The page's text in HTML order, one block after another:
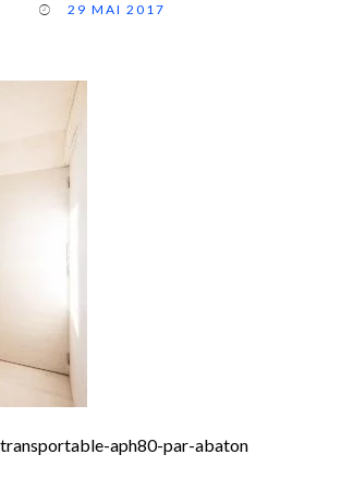
29 MAI 2017
aph80-par-abaton